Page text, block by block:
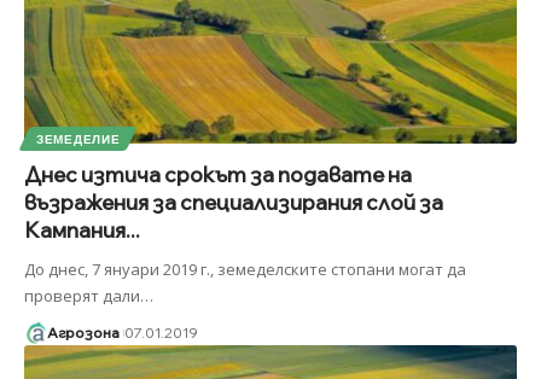
ЗЕМЕДЕЛИЕ
Днес изтича срокът за подавате на
възражения за специализирания слой за
Кампания...
До днес, 7 януари 2019 г., земеделските стопани могат да
проверят дали…
Агрозона 07.01.2019